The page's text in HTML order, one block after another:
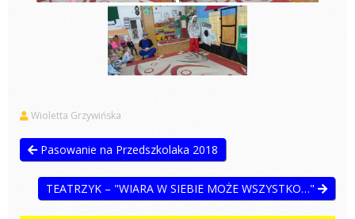
Wioletta Grzywińska
Pasowanie na Przedszkolaka 2018
TEATRZYK – "WIARA W SIEBIE MOŻE WSZYSTKO…"